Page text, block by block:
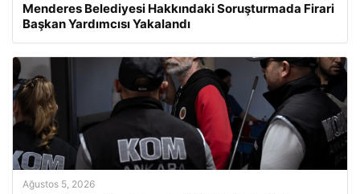
Menderes Belediyesi Hakkındaki Soruşturmada Firari
Başkan Yardımcısı Yakalandı
Ağustos 5, 2026